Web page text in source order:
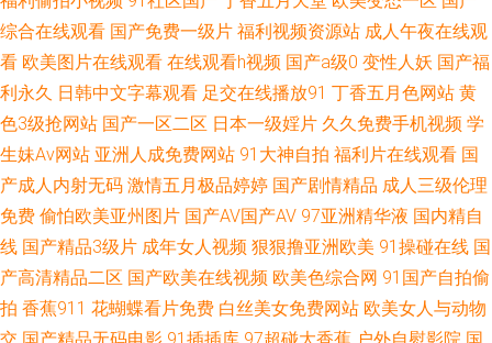
摸 欧美插B欧美系列 日本婷婷 亚洲区bt国产 AV日韩网址 国产精品爱久久 美
女福利视频导航 日韩脚交在线 无码日日 在线观看av 91入在线观看 99热色
超碰碰av 狼友免费福利 欧美日韩A片 国产福利漂漂网 欧美色中色5 日韩黄色
AV网站 婷婷亚洲色 91国产白浆高潮 91在线porn 操素人妻 成人视频香蕉 国
产三级视频 精品aa福利 美女视频不卡 日本人妻毛片 污视频在线下载 亚洲天
综合在线观看 国产免费一级片 福利视频资源站 成人午夜在线观
看 欧美图片在线观看 在线观看h视频 国产a级0 变性人妖 国产福
利永久 日韩中文字幕观看 足交在线播放91 丁香五月色网站 黄
色3级抢网站 国产一区二区 日本一级婬片 久久免费手机视频 学
生妹Av网站 亚洲人成免费网站 91大神自拍 福利片在线观看 国
产成人内射无码 激情五月极品婷婷 国产剧情精品 成人三级伦理
免费 偷怕欧美亚州图片 国产AV国产AV 97亚洲精华液 国内精自
线 国产精品3级片 成年女人视频 狠狠撸亚洲欧美 91操碰在线 国
产高清精品二区 国产欧美在线视频 欧美色综合网 91国产自拍偷
拍 香蕉911 花蝴蝶看片免费 白丝美女免费网站 欧美女人与动物